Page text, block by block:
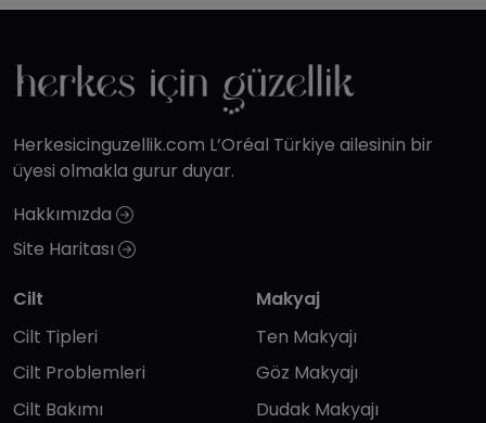
Herkesicinguzellik.com L’Oréal Türkiye ailesinin bir
üyesi olmakla gurur duyar.
Hakkımızda
Site Haritası
Cilt
Cilt Tipleri
Cilt Problemleri
Cilt Bakımı
Makyaj
Ten Makyajı
Göz Makyajı
Dudak Makyajı